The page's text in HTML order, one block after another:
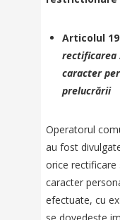
Articolul
rectificarea
caracter
prelucrării
Operatorul
au fost
orice rectificare
caracter
efectuate, cu